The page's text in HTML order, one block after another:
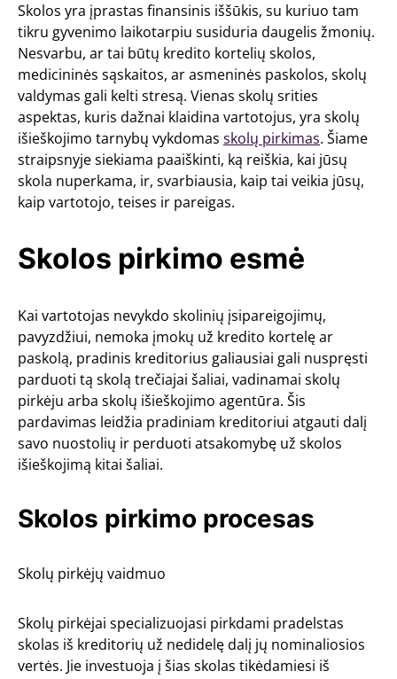
Skolos yra įprastas finansinis iššūkis, su kuriuo tam
tikru gyvenimo laikotarpiu susiduria daugelis žmonių.
Nesvarbu, ar tai būtų kredito kortelių skolos,
medicininės sąskaitos, ar asmeninės paskolos, skolų
valdymas gali kelti stresą. Vienas skolų srities
aspektas, kuris dažnai klaidina vartotojus, yra skolų
išieškojimo tarnybų vykdomas skolų pirkimas. Šiame
straipsnyje siekiama paaiškinti, ką reiškia, kai jūsų
skola nuperkama, ir, svarbiausia, kaip tai veikia jūsų,
kaip vartotojo, teises ir pareigas.
Skolos pirkimo esmė
Kai vartotojas nevykdo skolinių įsipareigojimų,
pavyzdžiui, nemoka įmokų už kredito kortelę ar
paskolą, pradinis kreditorius galiausiai gali nuspręsti
parduoti tą skolą trečiajai šaliai, vadinamai skolų
pirkėju arba skolų išieškojimo agentūra. Šis
pardavimas leidžia pradiniam kreditoriui atgauti dalį
savo nuostolių ir perduoti atsakomybę už skolos
išieškojimą kitai šaliai.
Skolos pirkimo procesas
Skolų pirkėjų vaidmuo
Skolų pirkėjai specializuojasi pirkdami pradelstas
skolas iš kreditorių už nedidelę dalį jų nominaliosios
vertės. Jie investuoja į šias skolas tikėdamiesi iš